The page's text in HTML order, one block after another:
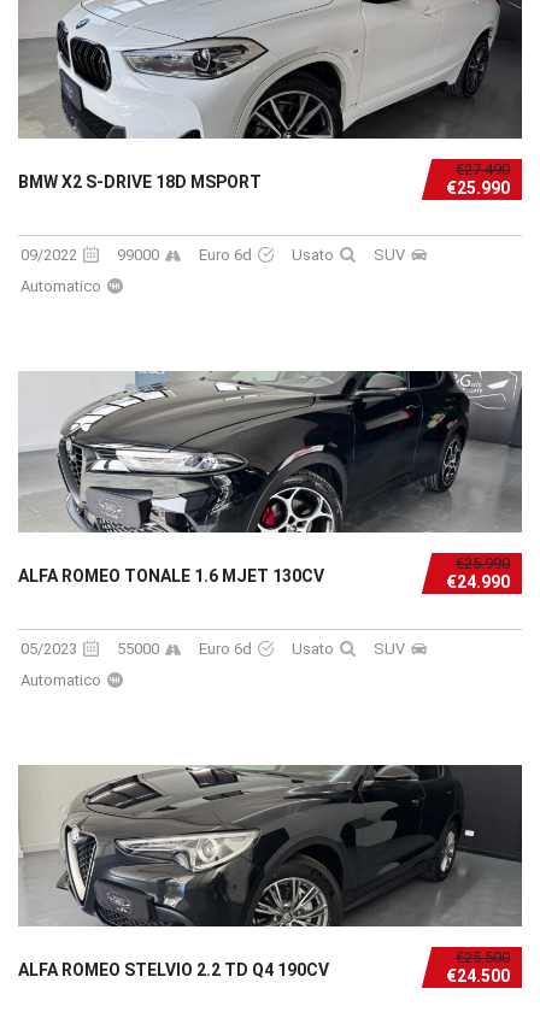
€27.490
€25.990
BMW X2 S-DRIVE 18D MSPORT
09/2022 99000 Euro 6d Usato
SUV
Automatico
€25.990
€24.990
ALFA ROMEO TONALE 1.6 MJET 130CV
05/2023 55000 Euro 6d Usato
SUV
Automatico
€25.500
€24.500
ALFA ROMEO STELVIO 2.2 TD Q4 190CV